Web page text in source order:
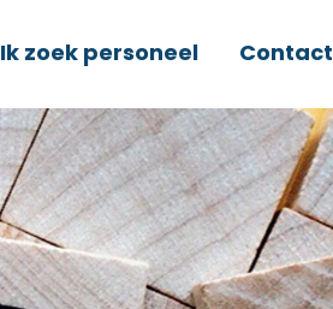
Ik zoek personeel Contact